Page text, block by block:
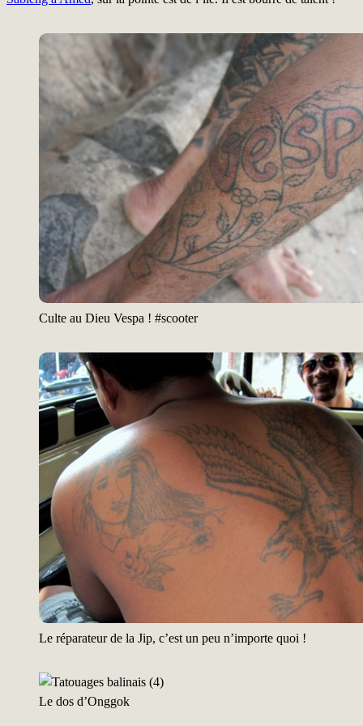
Culte au Dieu Vespa ! #scooter
Le réparateur de la Jip, c’est un peu n’importe quoi !
Le dos d’Onggok